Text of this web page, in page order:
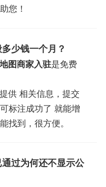
您！
少钱一个月？
图商家入驻是免费
供 相关信息，提交
标注成功了 就能增
找到，很方便。
过为何还不显示公